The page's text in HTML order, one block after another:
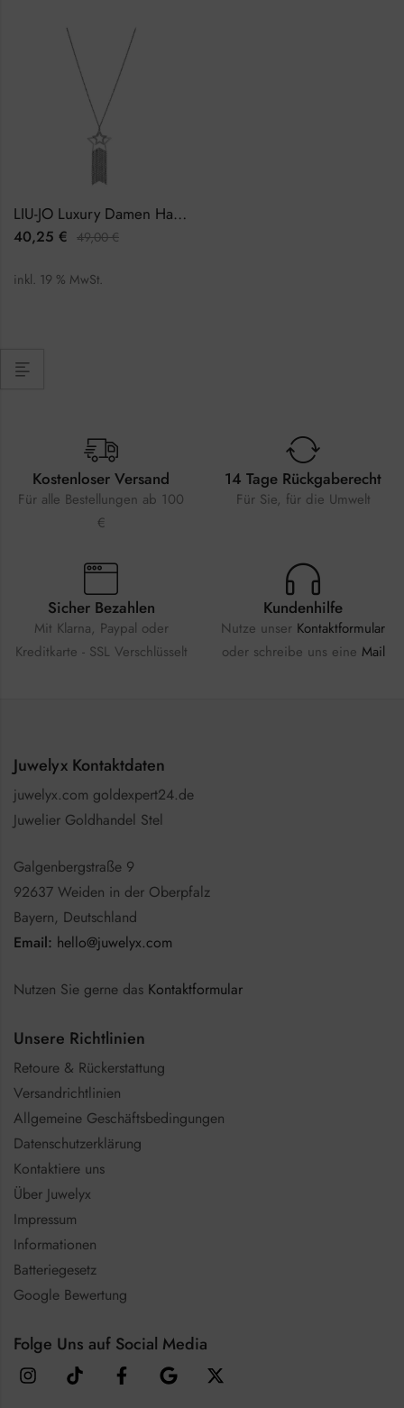
LIU-JO Luxury Damen Halskette LJ1203
40,25 € 49,00€
inkl. 19 % MwSt.
Kostenloser Versand
Für alle Bestellungen ab 100
€
14 Tage Rückgaberecht
Für Sie, für die Umwelt
Sicher Bezahlen
Mit Klarna, Paypal oder
Kreditkarte - SSL Verschlüsselt
Kundenhilfe
Nutze unser Kontaktformular
oder schreibe uns eine Mail
Juwelyx Kontaktdaten
juwelyx.com goldexpert24.de
Juwelier Goldhandel Stel
Galgenbergstraße 9
92637 Weiden in der Oberpfalz
Bayern, Deutschland
Email: hello@juwelyx.com
Nutzen Sie gerne das Kontaktformular
Unsere Richtlinien
Retoure & Rückerstattung
Versandrichtlinien
Allgemeine Geschäftsbedingungen
Datenschutzerklärung
Kontaktiere uns
Über Juwelyx
Impressum
Informationen
Batteriegesetz
Google Bewertung
Folge Uns auf Social Media